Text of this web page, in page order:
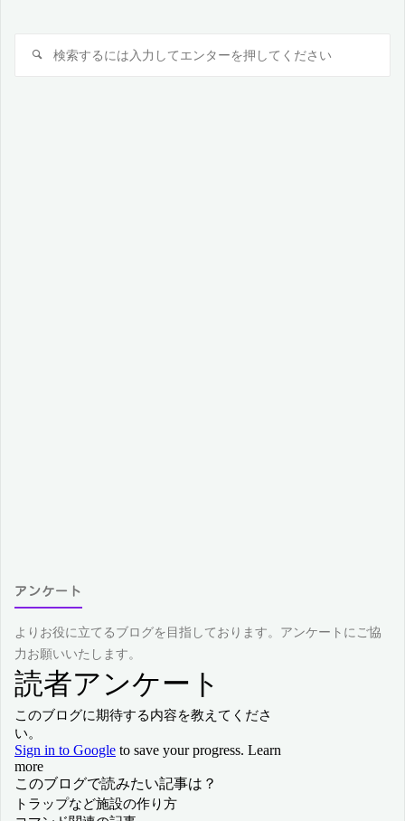
検
アンケート
よりお役に立てるブログを目指しております。アンケートにご協
力お願いいたします。